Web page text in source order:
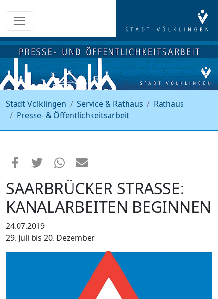
Stadt Völklingen Service & Rathaus
Rathaus
Presse- & Öffentlichkeitsarbeit
SAARBRÜCKER STRASSE: K
ANALARBEITEN BEGINNEN
24.07.2019
29. Juli bis 20. Dezember